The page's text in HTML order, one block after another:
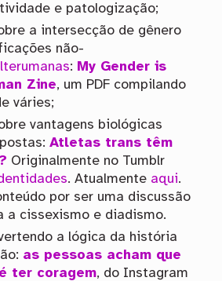
e patologização;
a intersecção de gênero
não-
: My Gender is
Zine, um PDF compilando
váries;
vantagens biológicas
Atletas trans têm
Originalmente no Tumblr
. Atualmente aqui.
por ser uma discussão
a cissexismo e diadismo.
a lógica da história
as pessoas acham que
ter coragem, do Instagram